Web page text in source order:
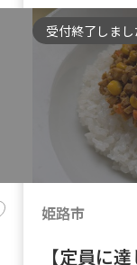
受付終了しまし
姫路市
【定員に